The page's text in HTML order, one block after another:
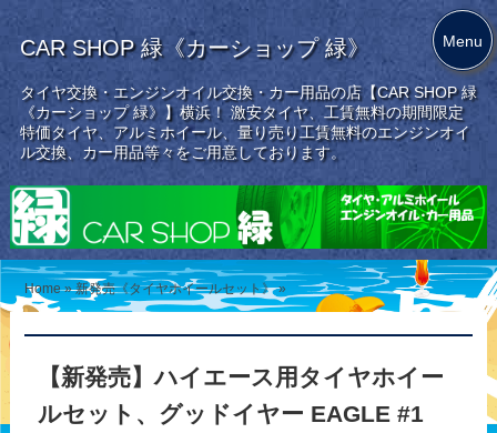
CAR SHOP 緑《カーショップ 緑》
タイヤ交換・エンジンオイル交換・カー用品の店【CAR SHOP 緑
《カーショップ 緑》】横浜！ 激安タイヤ、工賃無料の期間限定
特価タイヤ、アルミホイール、量り売り工賃無料のエンジンオイ
ル交換、カー用品等々をご用意しております。
Home »新発売《タイヤホイールセット》 »
【新発売】ハイエース用タイヤホイー
ルセット、グッドイヤー EAGLE #1
Menu